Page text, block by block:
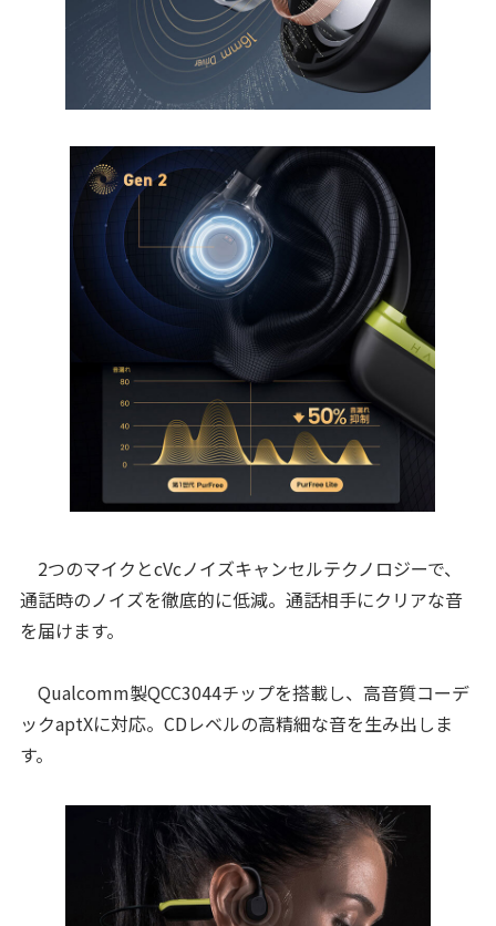
2つのマイクとcVcノイズキャンセルテクノロジーで、
通話時のノイズを徹底的に低減。通話相手にクリアな音
を届けます。
Qualcomm製QCC3044チップを搭載し、高音質コーデ
ックaptXに対応。CDレベルの高精細な音を生み出しま
す。